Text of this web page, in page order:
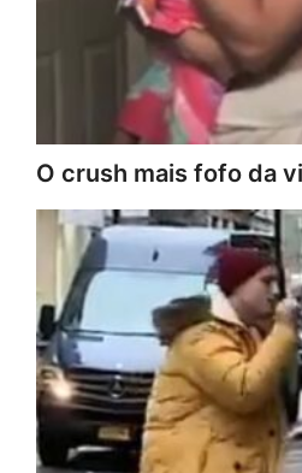
O crush mais fofo da